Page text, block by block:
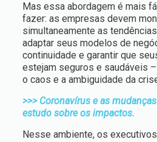
Mas essa abordagem é mais
fazer: as empresas devem
simultaneamente as
adaptar seus modelos de
continuidade e garantir que
estejam seguros e saudáveis
o caos e a ambiguidade da
>>> Coronavírus e as
estudo sobre os impactos.
Nesse ambiente, os